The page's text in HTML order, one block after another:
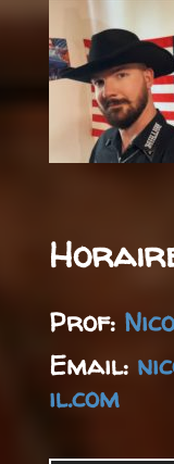
Prof:
Email:
il.com